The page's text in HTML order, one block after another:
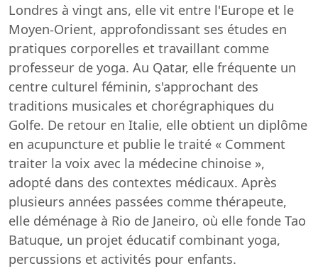
Londres à vingt ans, elle vit entre l'Europe et le
Moyen-Orient, approfondissant ses études en
pratiques corporelles et travaillant comme
professeur de yoga. Au Qatar, elle fréquente un
centre culturel féminin, s'approchant des
traditions musicales et chorégraphiques du
Golfe. De retour en Italie, elle obtient un diplôme
en acupuncture et publie le traité « Comment
traiter la voix avec la médecine chinoise »,
adopté dans des contextes médicaux. Après
plusieurs années passées comme thérapeute,
elle déménage à Rio de Janeiro, où elle fonde Tao
Batuque, un projet éducatif combinant yoga,
percussions et activités pour enfants.